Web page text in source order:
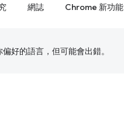
網誌 Chrome 新功能
好的語言，但可能會出錯。